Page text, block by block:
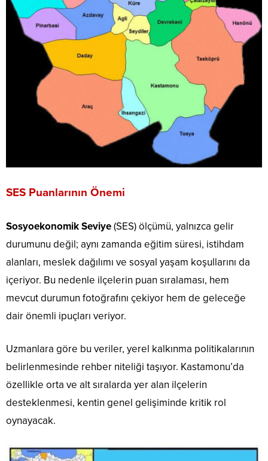
SES Puanlarının Önemi
Sosyoekonomik Seviye(SES) ölçümü, yalnızca gelir
durumunu değil; aynı zamanda eğitim süresi, istihdam
alanları, meslek dağılımı ve sosyal yaşam koşullarını da
içeriyor. Bu nedenle ilçelerin puan sıralaması, hem
mevcut durumun fotoğrafını çekiyor hem de geleceğe
dair önemli ipuçları veriyor.
Uzmanlara göre bu veriler, yerel kalkınma politikalarının
belirlenmesinde rehber niteliği taşıyor. Kastamonu’da
özellikle orta ve alt sıralarda yer alan ilçelerin
desteklenmesi, kentin genel gelişiminde kritik rol
oynayacak.